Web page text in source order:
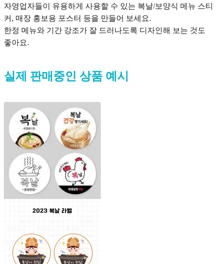
자영업자들이 유용하게 사용할 수 있는 복날/보양식 메뉴 스티
커, 매장 홍보용 포스터 등을 만들어 보세요.
한정 메뉴와 기간 강조가 잘 드러나도록 디자인해 보는 것도
좋아요.
실제 판매중인 상품 예시